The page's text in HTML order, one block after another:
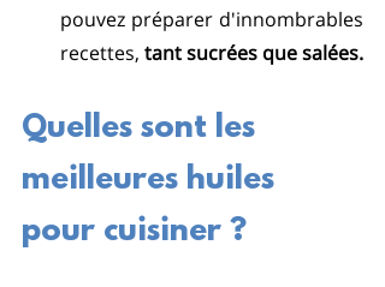
pouvez préparer d'innombrables
recettes, tant sucrées que salées.
Quelles sont les
meilleures huiles
pour cuisiner ?